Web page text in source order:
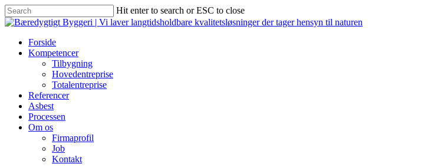
Hit enter to search or ESC to close
Forside
Kompetencer
Tilbygning
Hovedentreprise
Totalentreprise
Referencer
Asbest
Processen
Om os
Firmaprofil
Job
Kontakt